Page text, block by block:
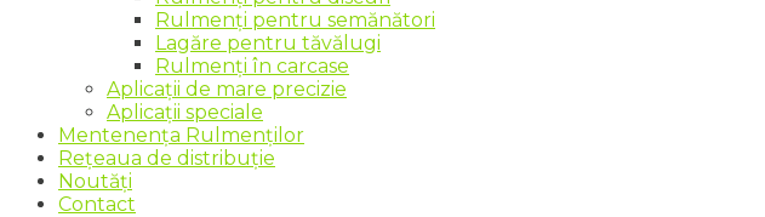
Rulmenți pentru semănători
Lagăre pentru tăvălugi
Rulmenți în carcase
Aplicații de mare precizie
Aplicații speciale
Mentenența Rulmenților
Rețeaua de distribuție
Noutăți
Contact